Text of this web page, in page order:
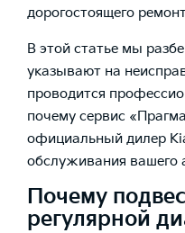
дорогостоящего
В этой статье мы
указывают на
проводится
почему сервис
официальный дилер
обслуживания вашего
Почему
регулярной